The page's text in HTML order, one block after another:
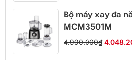
Bộ máy xay đa
MCM3501M
4.990.000₫